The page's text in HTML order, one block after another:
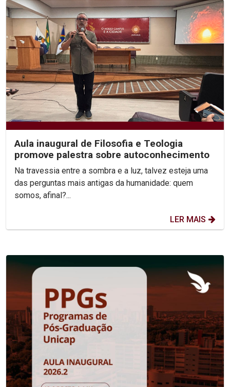
Aula inaugural de Filosofia e Teologia
promove palestra sobre autoconhecimento
Na travessia entre a sombra e a luz, talvez esteja uma
das perguntas mais antigas da humanidade: quem
somos, afinal?...
LER MAIS